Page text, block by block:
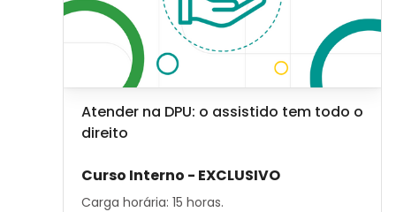
Image de cours
Nom du cours
Atender na DPU: o assistido tem todo o
direito
Curso Interno - EXCLUSIVO
Carga horária: 15 horas.